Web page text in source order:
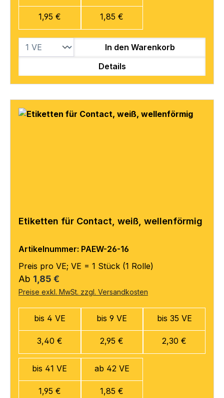
1,95 € 1,85 €
In den Warenkorb
Details
Etiketten für Contact, weiß, wellenförmig
Artikelnummer: PAEW-26-16
Preis pro VE; VE = 1 Stück (1 Rolle)
Regulärer Preis:
Ab 1,85 €
Preise exkl. MwSt. zzgl. Versandkosten
bis 4 VE
3,40 €
bis 9 VE
2,95 €
bis 35 VE
2,30 €
bis 41 VE
1,95 €
ab 42 VE
1,85 €